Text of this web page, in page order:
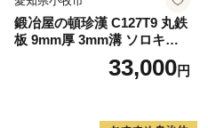
鍛冶屋の頓珍漢 C127T9 丸鉄
板 9mm厚 3mm溝 ソロキャ
ンプ用 専用ハンドル付き ス
ノーピーク アルミパーソナ
33,000円